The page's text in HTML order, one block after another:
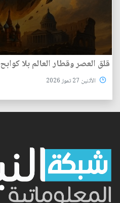
قلق العصر وقطار العالم بلا كوابح
الأثنين 27 تموز 2026